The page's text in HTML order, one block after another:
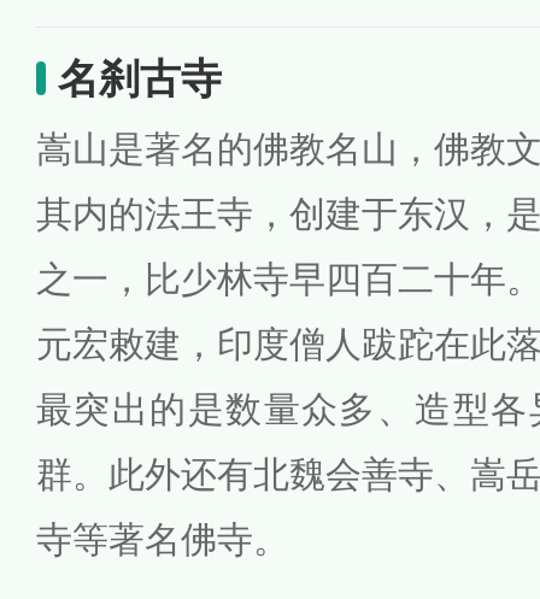
名刹古寺
嵩山是著名的佛教名山，佛教
其内的法王寺，创建于东汉，
之一，比少林寺早四百二十年
元宏敕建，印度僧人跋跎在此
最突出的是数量众多、造型
群。此外还有北魏会善寺、嵩
寺等著名佛寺。